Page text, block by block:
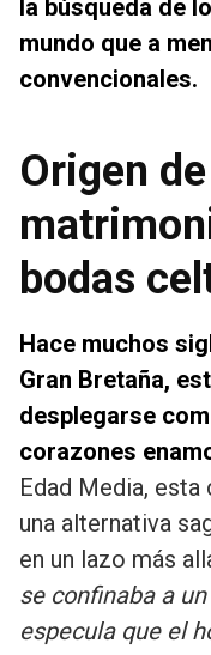
la búsqueda de
mundo que a
convencionales.
Origen
bodas
Hace muchos
Gran Bretaña,
desplegarse
corazones
Edad Media,
una alternativa
en un lazo más
se confinaba a
especula que el